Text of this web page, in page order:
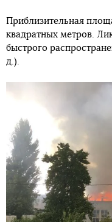
Приблизительная
квадратных метров.
быстрого
д.).